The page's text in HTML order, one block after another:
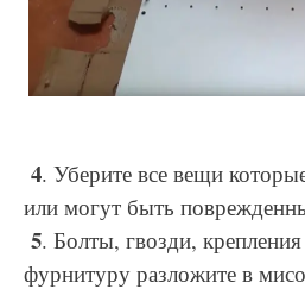
4. Уберите все вещи
или могут быть
5. Болты, гвозди,
фурнитуру разложите в